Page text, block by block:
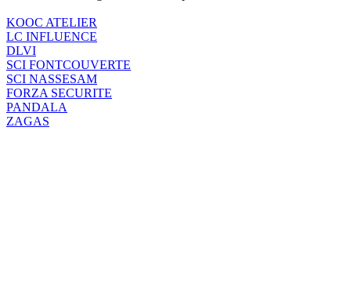
KOOC ATELIER
LC INFLUENCE
DLVI
SCI FONTCOUVERTE
SCI NASSESAM
FORZA SECURITE
PANDALA
ZAGAS